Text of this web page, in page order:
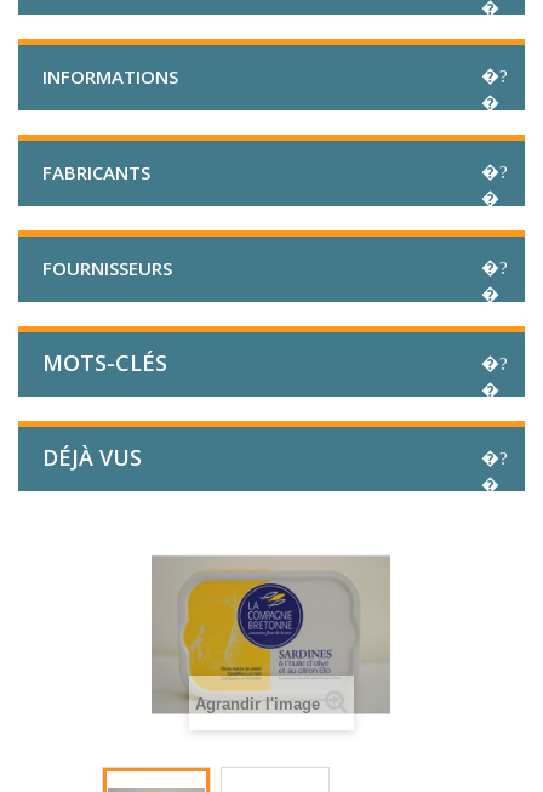
INFORMATIONS
FABRICANTS
FOURNISSEURS
MOTS-CLÉS
DÉJÀ VUS
Agrandir l'image